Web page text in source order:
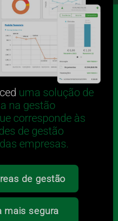
uma solução de
na gestão
corresponde às
de gestão
empresas.
de gestão
mais segura